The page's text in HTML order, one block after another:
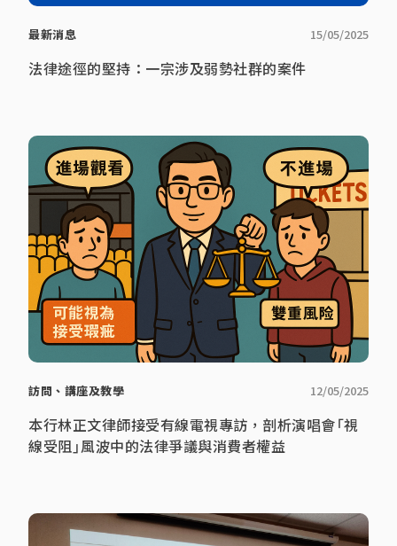
最新消息 15/05/2025
法律途徑的堅持：一宗涉及弱勢社群的案件
訪問、講座及教學 12/05/2025
本行林正文律師接受有線電視專訪，剖析演唱會「視
線受阻」風波中的法律爭議與消費者權益